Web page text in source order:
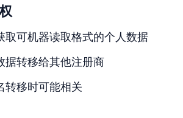
取可机器读取格式的个人数据
据转移给其他注册商
转移时可能相关